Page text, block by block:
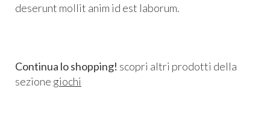
deserunt mollit anim id est laborum.
Continua lo shopping! scopri altri prodotti della
sezione giochi